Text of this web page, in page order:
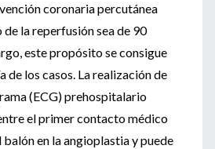
coronaria percutánea
la reperfusión sea de 90
este propósito se consigue
de los casos. La realización de
(ECG) prehospitalario
el primer contacto médico
en la angioplastia y puede